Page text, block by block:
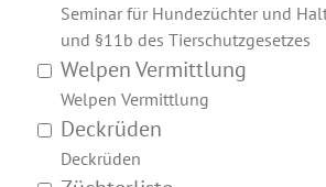
Seminar für Hundezüchter und
und §11b des Tierschutzgesetzes
Welpen Vermittlung
Welpen Vermittlung
Deckrüden
Deckrüden